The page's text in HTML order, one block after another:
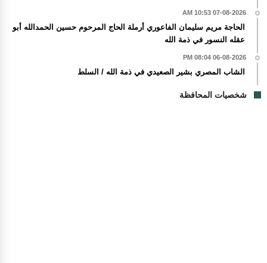
07-08-2026 10:53 AM
الحاجة مريم سليمان الفاعوري أرملة الحاج المرحوم حسين الحمدالله أبو
عقله النسور في ذمة الله
06-08-2026 08:04 PM
الشاب المصري بشير الصعيدي في ذمة الله / السلط
شخصيات المحافظة